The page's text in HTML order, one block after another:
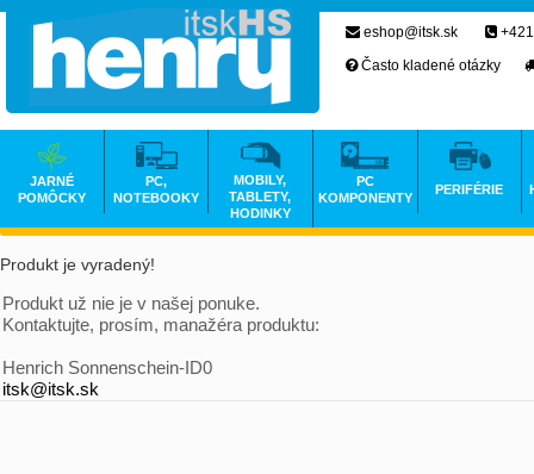
Produkt je vyradený!
Produkt už nie je v našej ponuke.
Kontaktujte, prosím, manažéra produktu:
Henrich Sonnenschein-ID0
itsk@itsk.sk
eshop@itsk.sk
Často kladené otázky
JARNÉ
POMÔCKY
PC,
NOTEBOOKY
MOBILY,
TABLETY,
HODINKY
PC
KOMPONENTY
PERIFÉRIE